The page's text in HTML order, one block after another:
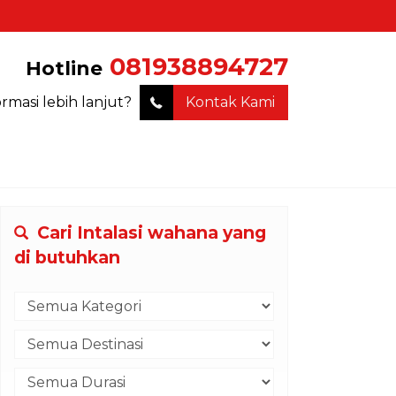
Hotline 081938894727
lebih lanjut? Kontak Kami
Cari Intalasi wahana yang
di butuhkan